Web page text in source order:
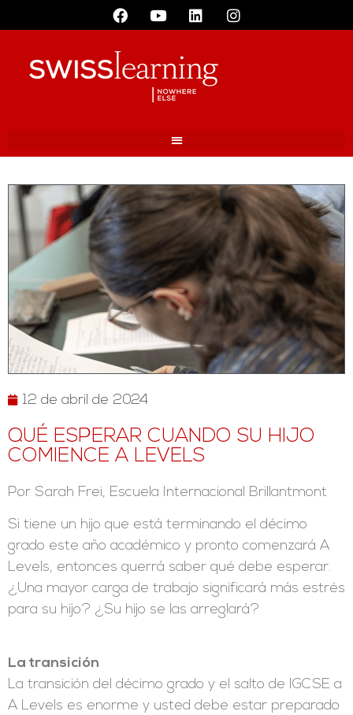
12 de abril de 2024
QUÉ ESPERAR CUANDO SU HIJO
COMIENCE A LEVELS
Por Sarah Frei, Escuela Internacional Brillantmont
Si tiene un hijo que está terminando el décimo
grado este año académico y pronto comenzará A
Levels, entonces querrá saber qué debe esperar.
¿Una mayor carga de trabajo significará más estrés
para su hijo? ¿Su hijo se las arreglará?
La transición
La transición del décimo grado y el salto de IGCSE a
A Levels es enorme y usted debe estar preparado